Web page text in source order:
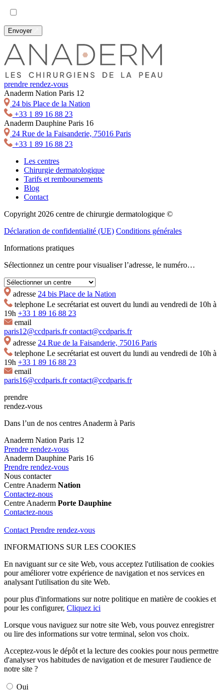
Envoyer
prendre rendez-vous
Anaderm Nation Paris 12
24 bis Place de la Nation
+33 1 89 16 88 23
Anaderm Dauphine Paris 16
24 Rue de la Faisanderie, 75016 Paris
+33 1 89 16 88 23
Les centres
Chirurgie dermatologique
Tarifs et remboursements
Blog
Contact
Copyright 2026 centre de chirurgie dermatologique ©
Déclaration de confidentialité (UE) Conditions générales
Informations pratiques
Sélectionnez un centre pour visualiser l’adresse, le numéro…
adresse 24 bis Place de la Nation
telephone Le secrétariat est ouvert du lundi au vendredi de 10h à
19h +33 1 89 16 88 23
email
paris12@ccdparis.frcontact@ccdparis.fr
adresse 24 Rue de la Faisanderie, 75016 Paris
telephone Le secrétariat est ouvert du lundi au vendredi de 10h à
19h +33 1 89 16 88 23
email
paris16@ccdparis.frcontact@ccdparis.fr
prendre
rendez-vous
Dans l’un de nos centres Anaderm à Paris
Anaderm Nation Paris 12
Prendre rendez-vous
Anaderm Dauphine Paris 16
Prendre rendez-vous
Nous contacter
Centre Anaderm Nation
Contactez-nous
Centre Anaderm Porte Dauphine
Contactez-nous
Contact Prendre rendez-vous
INFORMATIONS SUR LES COOKIES
En naviguant sur ce site Web, vous acceptez l'utilisation de cookies
pour améliorer votre expérience de navigation et nos services en
analysant l'utilisation du site Web.
pour plus d'informations sur notre politique en matière de cookies et
pour les configurer, Cliquez ici
Lorsque vous naviguez sur notre site Web, vous pouvez enregistrer
ou lire des informations sur votre terminal, selon vos choix.
Acceptez-vous le dépôt et la lecture des cookies pour nous permettre
d'analyser vos habitudes de navigation et de mesurer l'audience de
notre site ?
Oui